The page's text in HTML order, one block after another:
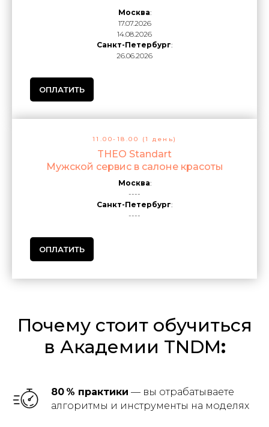
Москва:
17.07.2026
14.08.2026
Санкт-Петербург:
26.06.2026
ОПЛАТИТЬ
11.00-18.00 (1 день)
THEO Standart
Мужской сервис в салоне красоты
Москва:
----
Санкт-Петербург:
----
ОПЛАТИТЬ
Почему стоит обучиться
в Академии TNDM:
80 % практики — вы отрабатываете
алгоритмы и инструменты на моделях